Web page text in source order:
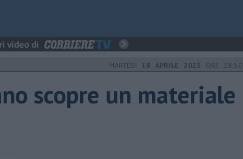
MARTEDÌ 18 APRILE 2023 ORE 18:50
scopre un materiale